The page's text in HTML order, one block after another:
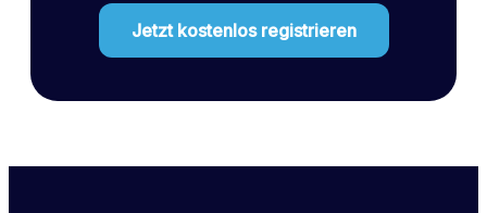
Jetzt kostenlos registrieren